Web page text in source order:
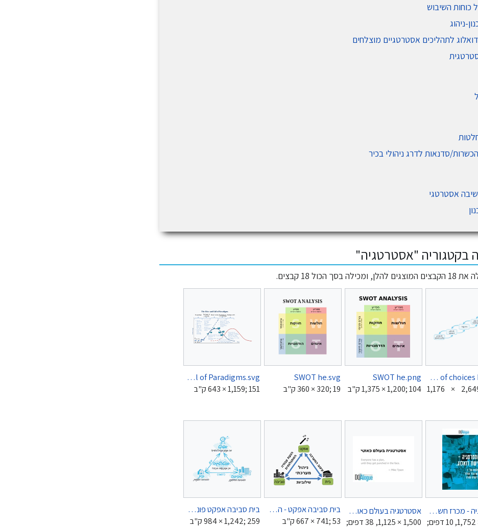
כוחות השיבוש
ניהוג
לתהליכים אסטרטגיים מוצלחים
סדנאות לדרג ניהולי בכיר
אסטרטגי
בקטגוריה "אסטרטגיה"
הכול 18 קבצים.
Cascade of choices he.png
‪1,176 ×
SWOT he.png
‪1,375 × 1,200‬; 104 ק"ב
SWOT he.svg
‪360 × 320‬; 19 ק"ב
The Rise and Fall of Paradigms.svg
‪643 × 1,159‬; 151 ק"ב
אסטרטגיה - מכרז חשכל - דואלוג - 2021.pdf
1,239 × 1,752, 10 דפים;
אסטרטגיה בעולם כאוטי.pdf
1,500 × 1,125, 38 דפים;
בית סביבה אפקט - המודל השלם.svg
‪667 × 741‬; 53 ק"ב
בית סביבה אפקט פונט עברי.png
‪984 × 1,242‬; 259 ק"ב